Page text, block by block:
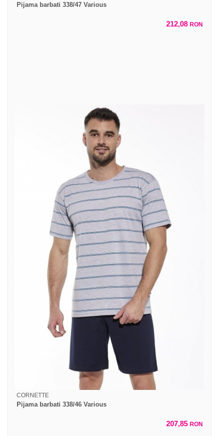
Pijama barbati 338/47 Various
212,08 RON
CORNETTE
Pijama barbati 338/46 Various
207,85 RON